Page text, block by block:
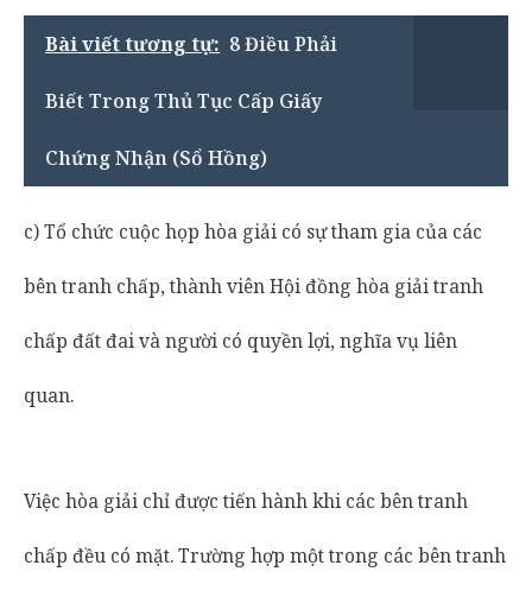
Bài viết tương tự: 8 Điều Phải
Biết Trong Thủ Tục Cấp Giấy
Chứng Nhận (Sổ Hồng)
c) Tổ chức cuộc họp hòa giải có sự tham gia của các
bên tranh chấp, thành viên Hội đồng hòa giải tranh
chấp đất đai và người có quyền lợi, nghĩa vụ liên
quan.
Việc hòa giải chỉ được tiến hành khi các bên tranh
chấp đều có mặt. Trường hợp một trong các bên tranh